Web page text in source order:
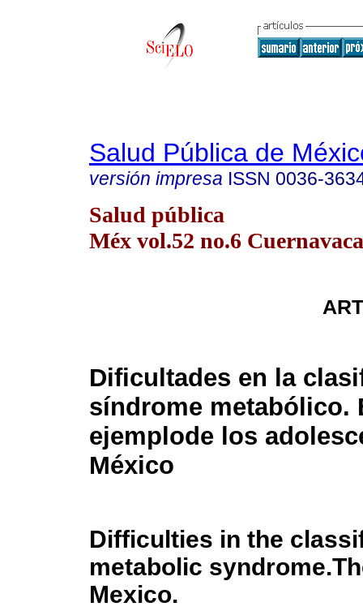
Salud Pública de
versión impresa ISSN 0036-
Salud pública
Méx vol.52 no.6
Dificultades en la
síndrome metabólico.
ejemplode los
México
Difficulties in the
metabolic
Mexico.